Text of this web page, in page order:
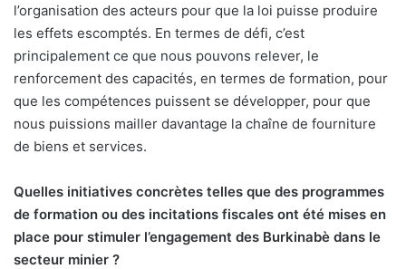
l’organisation des acteurs pour que la loi puisse produire
les effets escomptés. En termes de défi, c’est
principalement ce que nous pouvons relever, le
renforcement des capacités, en termes de formation, pour
que les compétences puissent se développer, pour que
nous puissions mailler davantage la chaîne de fourniture
de biens et services.
Quelles initiatives concrètes telles que des programmes
de formation ou des incitations fiscales ont été mises en
place pour stimuler l’engagement des Burkinabè dans le
secteur minier ?